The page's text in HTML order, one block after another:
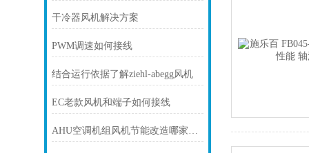
干冷器风机解决方案
PWM调速如何接线
结合运行依据了解ziehl-abegg风机
EC老款风机和端子如何接线
AHU空调机组风机节能改造哪家有优势